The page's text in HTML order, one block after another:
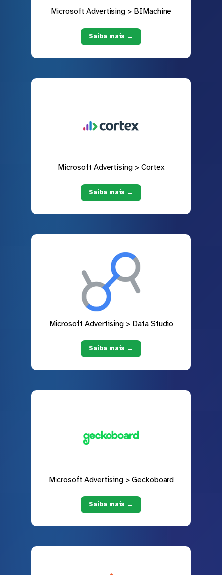
Microsoft Advertising > BIMachine
Saiba mais →
Microsoft Advertising > Cortex
Saiba mais →
Microsoft Advertising > Data Studio
Saiba mais →
Microsoft Advertising > Geckoboard
Saiba mais →